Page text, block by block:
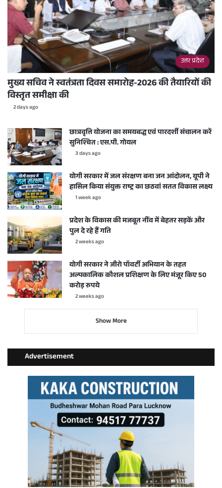
उत्तर प्रदेश
मुख्य सचिव ने स्वतंत्रता दिवस समारोह-2026 की तैयारियों की
विस्तृत समीक्षा की
2 days ago
छात्रवृत्ति योजना का समयबद्ध एवं पारदर्शी संचालन करें
सुनिश्चित : एस.पी. गोयल
3 days ago
योगी सरकार में जल संरक्षण बना जन आंदोलन, यूपी ने
हासिल किया संयुक्त राष्ट्र का छठवां सतत विकास लक्ष्य
1 week ago
प्रदेश के विकास की मजबूत नींव में बेहतर सड़कें और
पुल दे रहे हैं गति
2 weeks ago
योगी सरकार ने जीरो पॉवर्टी अभियान के तहत
अल्पकालिक कौशल प्रशिक्षण के लिए मंजूर किए 50
करोड़ रुपये
2 weeks ago
Show More
Advertisement